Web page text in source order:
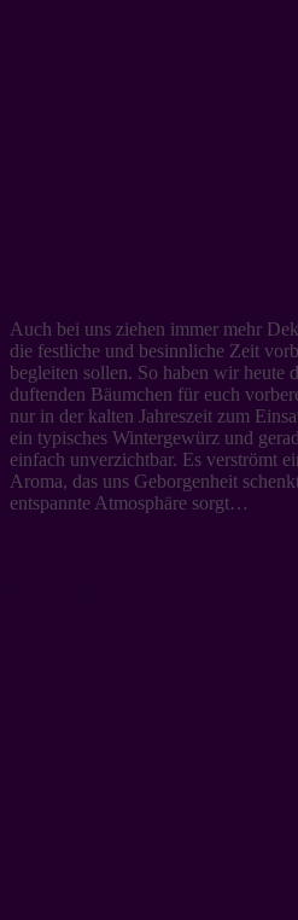
Auch bei uns ziehen immer mehr
die festliche und besinnliche Zeit
begleiten sollen. So haben wir heute
duftenden Bäumchen für euch
nur in der kalten Jahreszeit zum
ein typisches Wintergewürz und
einfach unverzichtbar. Es verströmt
Aroma, das uns Geborgenheit
entspannte Atmosphäre sorgt…